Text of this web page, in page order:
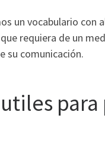
un vocabulario con
requiera de un
su comunicación.